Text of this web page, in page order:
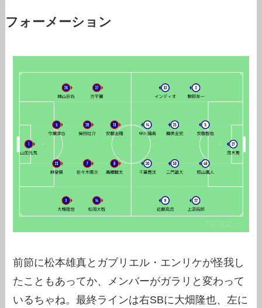
フォーメーション
前節に松本雄真とガブリエル・エンリケが怪我し
たこともあってか、メンバーがガラリと変わって
いるちゃね。最終ラインは右SBに大畑隆也、左に